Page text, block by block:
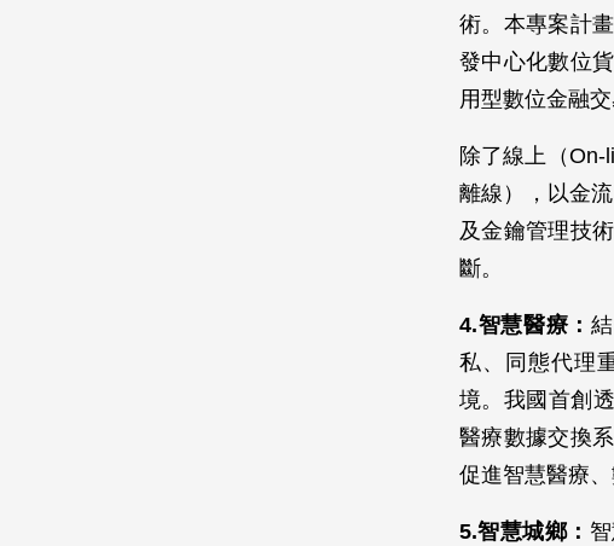
術。本專案計
發中心化數位
用型數位金融交
除了線上（
離線），以金
及金鑰管理技
斷。
4.智慧醫療：
私、同態代理
境。我國首創
醫療數據交換
促進智慧醫療
5.智慧城鄉：